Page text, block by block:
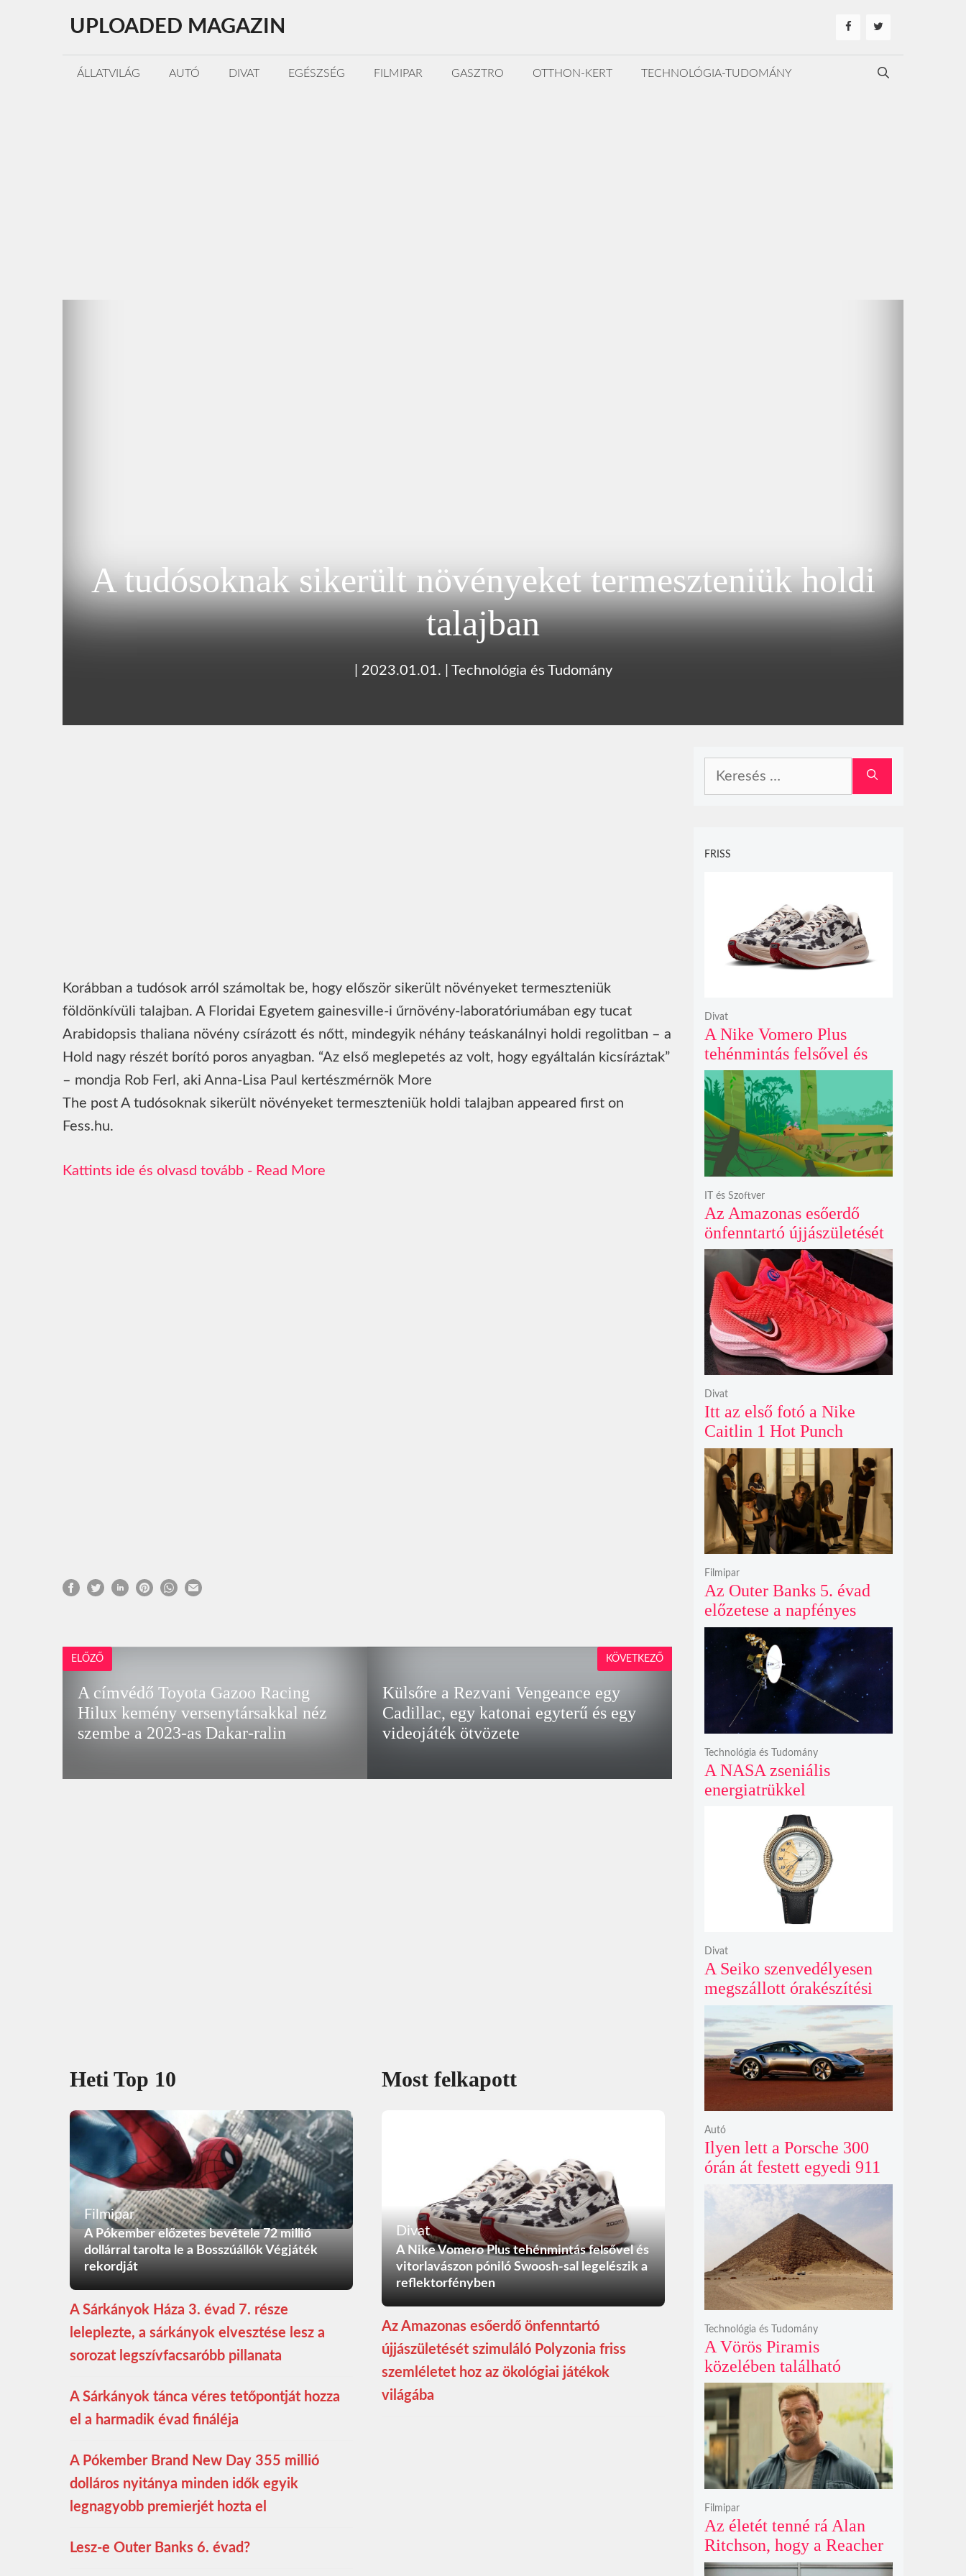
tartalomba
UPLOADED MAGAZIN
ÁLLATVILÁG AUTÓ DIVAT EGÉSZSÉG FILMIPAR GASZTRO OTTHON-KERT TECHNOLÓGIA-TUDOMÁNY
A tudósoknak sikerült növényeket termeszteniük holdi
talajban
2023.01.01. Technológia és Tudomány
Korábban a tudósok arról számoltak be, hogy először sikerült növényeket termeszteniük
földönkívüli talajban. A Floridai Egyetem gainesville-i űrnövény-laboratóriumában egy tucat
Arabidopsis thaliana növény csírázott és nőtt, mindegyik néhány teáskanálnyi holdi regolitban – a
Hold nagy részét borító poros anyagban. “Az első meglepetés az volt, hogy egyáltalán kicsíráztak”
– mondja Rob Ferl, aki Anna-Lisa Paul kertészmérnök More
The post A tudósoknak sikerült növényeket termeszteniük holdi talajban appeared first on
Fess.hu.
Read More
ELŐZŐ
A címvédő Toyota Gazoo Racing
Hilux kemény versenytársakkal néz
szembe a 2023-as Dakar-ralin
Külsőre a Rezvani Vengeance egy
Cadillac, egy katonai egyterű és egy
videojáték ötvözete
KÖVETKEZŐ
Heti Top 10
Filmipar
A Pókember előzetes bevétele 72 millió
dollárral tarolta le a Bosszúállók Végjáték
rekordját
A Sárkányok Háza 3. évad 7. része
leleplezte, a sárkányok elvesztése lesz a
sorozat legszívfacsaróbb pillanata
A Sárkányok tánca véres tetőpontját hozza
el a harmadik évad fináléja
A Pókember Brand New Day 355 millió
dolláros nyitánya minden idők egyik
legnagyobb premierjét hozta el
Lesz-e Outer Banks 6. évad?
Most felkapott
Divat
A Nike Vomero Plus tehénmintás felsővel és
vitorlavászon póniló Swoosh-sal legelészik a
reflektorfényben
Az Amazonas esőerdő önfenntartó
újjászületését szimuláló Polyzonia friss
szemléletet hoz az ökológiai játékok
világába
FRISS
A Nike Vomero Plus
tehénmintás felsővel és
vitorlavászon póniló
Swoosh-sal legelészik a
reflektorfényben
Divat
Az Amazonas esőerdő
önfenntartó újjászületését
szimuláló Polyzonia friss
szemléletet hoz az
ökológiai játékok világába
IT és Szoftver
Itt az első fotó a Nike
Caitlin 1 Hot Punch
cipőjéről brutálisan ütős
színben
Divat
Az Outer Banks 5. évad
előzetese a napfényes
kalandok helyett
kíméletlen
bosszúhadjáratot ígér
Filmipar
A NASA zseniális
energiatrükkel
éves Voyager-2 csillagközi
küldetését
Technológia és Tudomány
A Seiko szenvedélyesen
megszállott órakészítési
kiállítása végre Londonba
érkezik idén nyáron
Divat
Ilyen lett a Porsche 300
órán át festett egyedi 911
Turbo S-e, ami ausztrál
naplementéből született
Autó
A Vörös Piramis
közelében található
rejtélyes vonalak nem
kőszállító rámpák, hanem
egy ókori gátrendszer
részei lehetnek
Technológia és Tudomány
Az életét tenné rá Alan
Ritchson, hogy a Reacher
negyedik évada mindent
Filmipar